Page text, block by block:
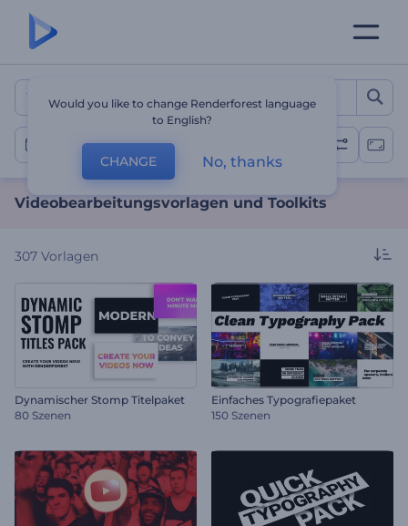
Video-Bearbeitung
Videobearbeitungsvorlagen und Toolkits
307 Vorlagen
Dynamischer Stomp Titelpaket
80 Szenen
Einfaches Typografiepaket
150 Szenen
Would you like to change Renderforest language
to English?
CHANGE No, thanks